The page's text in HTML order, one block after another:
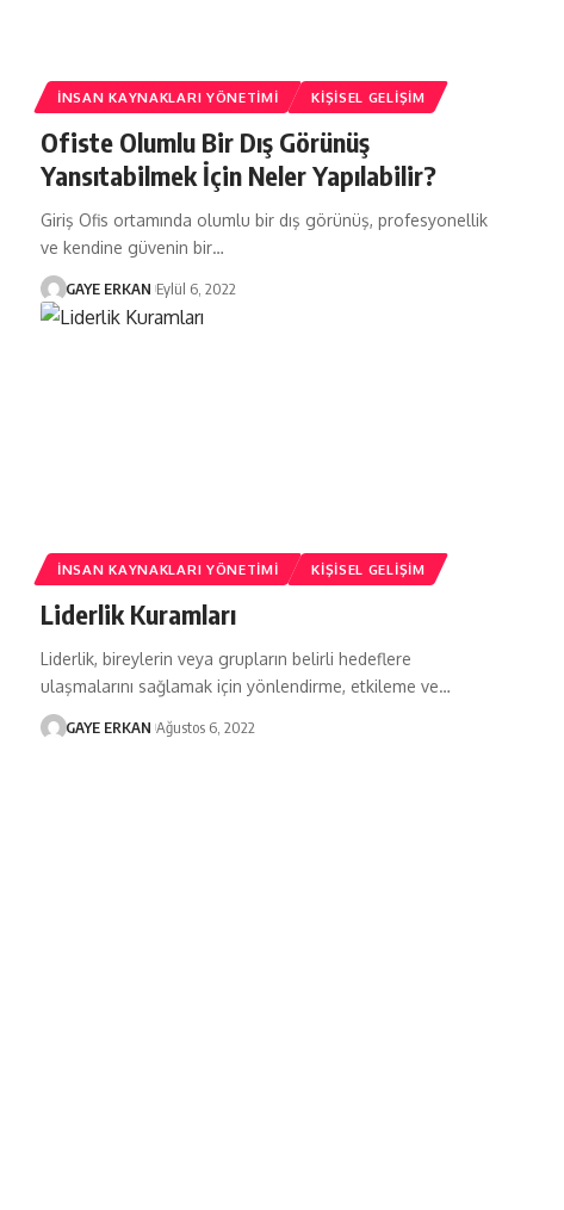
İNSAN KAYNAKLARI YÖNETIMI KIŞISEL GELIŞIM
Ofiste Olumlu Bir Dış Görünüş
Yansıtabilmek İçin Neler Yapılabilir?
Giriş Ofis ortamında olumlu bir dış görünüş, profesyonellik
ve kendine güvenin bir…
GAYE ERKAN Eylül 6, 2022
İNSAN KAYNAKLARI YÖNETIMI KIŞISEL GELIŞIM
Liderlik Kuramları
Liderlik, bireylerin veya grupların belirli hedeflere
ulaşmalarını sağlamak için yönlendirme, etkileme ve…
GAYE ERKAN Ağustos 6, 2022